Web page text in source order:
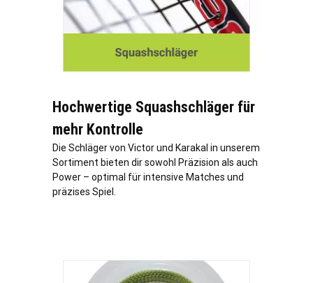
Hochwertige Squashschläger für
mehr Kontrolle
Die Schläger von Victor und Karakal in unserem
Sortiment bieten dir sowohl Präzision als auch
Power – optimal für intensive Matches und
präzises Spiel.